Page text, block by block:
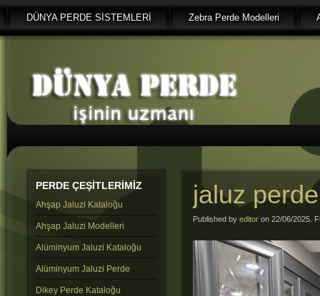
DÜNYA PERDE SİSTEMLERİ Zebra Perde Modelleri
jaluz perde
Published by editor on 22/06/2025.
PERDE ÇEŞİTLERİMİZ
Ahşap Jaluzi Kataloğu
Ahşap Jaluzi Modelleri
Alüminyum Jaluzi Kataloğu
Alüminyum Jaluzi Perde
Dikey Perde Kataloğu